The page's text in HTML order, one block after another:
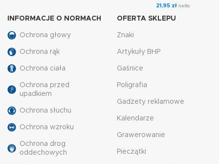
21,95 zł netto
INFORMACJE O NORMACH
Ochrona głowy
Ochrona rąk
Ochrona ciała
Ochrona przed
upadkiem
Ochrona słuchu
Ochrona wzroku
Ochrona drog
oddechowych
OFERTA SKLEPU
Znaki
Artykuły BHP
Gaśnice
Poligrafia
Gadżety reklamowe
Kalendarze
Grawerowanie
Pieczątki